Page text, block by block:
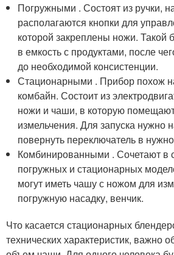
Погружными . Состоят из ручки,
располагаются кнопки для
которой закреплены ножи. Такой
в емкость с продуктами, после
до необходимой консистенции.
Стационарными . Прибор похож
комбайн. Состоит из
ножи и чаши, в которую
измельчения. Для запуска нужно
повернуть переключатель в
Комбинированными . Сочетают в
погружных и стационарных
могут иметь чашу с ножом для
погружную насадку, венчик.
Что касается стационарных
технических характеристик, важно